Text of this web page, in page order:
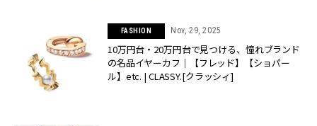
FASHION Nov, 29, 2025
10万円台・20万円台で見つける、憧れブランド
の名品イヤーカフ｜【フレッド】【ショパー
ル】etc. | CLASSY.[クラッシィ]